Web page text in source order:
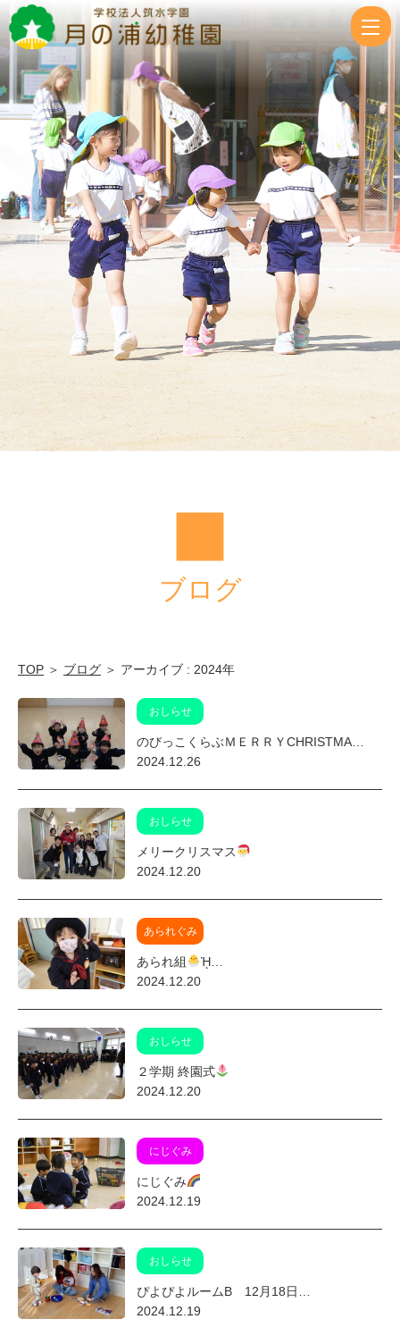
|
学
校
法
人
筑
水
学
園
ブログ
TOP ＞ ブログ ＞ アーカイブ : 2024年
おしらせ
のびっこくらぶＭＥＲＲＹCHRISTMA…
2024.12.26
おしらせ
メリークリスマス
2024.12.20
あられぐみ
あられ組
ᾙ…
2024.12.20
おしらせ
２学期 終園式
2024.12.20
にじぐみ
にじぐみ
2024.12.19
おしらせ
ぴよぴよルームB 12月18日…
2024.12.19